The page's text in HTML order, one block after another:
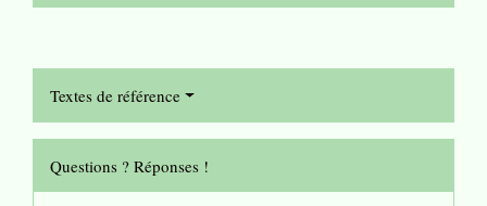
Textes de référence
Questions ? Réponses !